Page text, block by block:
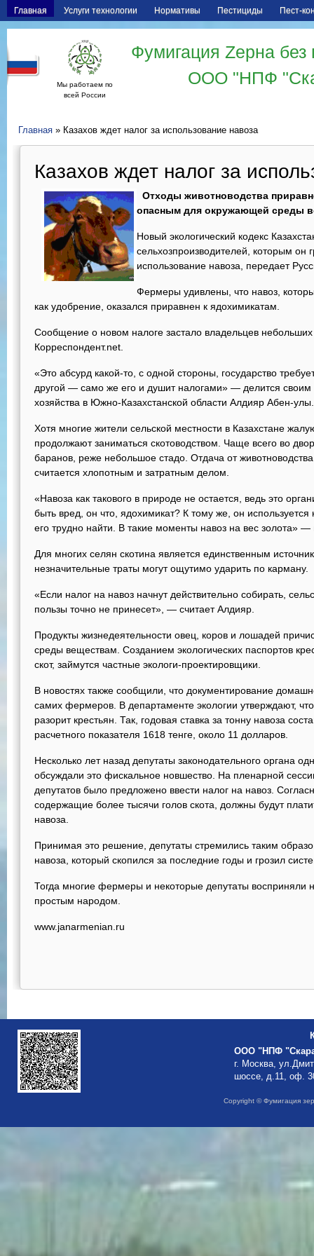
Главная Услуги технологии Нормативы Пестициды Пест-
Мы работаем по
всей России
Фумигация Zерна
ООО "НПФ
Главная » Казахов ждет налог за использование навоза
Казахов ждет налог за
Отходы животноводства
опасным для окружающей среды
Новый экологический кодекс
сельхозпроизводителей, которым он
использование навоза, передает
Фермеры удивлены, что навоз,
как удобрение, оказался приравнен к ядохимикатам.
Сообщение о новом налоге застало владельцев
Корреспондент.net.
«Это абсурд какой-то, с одной стороны, государство
другой — само же его и душит налогами» — делится
хозяйства в Южно-Казахстанской области Алдияр Абен-улы.
Хотя многие жители сельской местности в Казахстане
продолжают заниматься скотоводством. Чаще всего во
баранов, реже небольшое стадо. Отдача от
считается хлопотным и затратным делом.
«Навоза как такового в природе не остается, ведь это
быть вред, он что, ядохимикат? К тому же, он
его трудно найти. В такие моменты навоз на вес золота»
Для многих селян скотина является единственным
незначительные траты могут ощутимо ударить по карману.
«Если налог на навоз начнут действительно собирать,
пользы точно не принесет», — считает Алдияр.
Продукты жизнедеятельности овец, коров и лошадей
среды веществам. Созданием экологических паспортов
скот, займутся частные экологи-проектировщики.
В новостях также сообщили, что документирование
самих фермеров. В департаменте экологии утверждают,
разорит крестьян. Так, годовая ставка за тонну навоза
расчетного показателя 1618 тенге, около 11 долларов.
Несколько лет назад депутаты законодательного органа
обсуждали это фискальное новшество. На пленарной
депутатов было предложено ввести налог на навоз.
содержащие более тысячи голов скота, должны будут
навоза.
Принимая это решение, депутаты стремились таким
навоза, который скопился за последние годы и грозил
Тогда многие фермеры и некоторые депутаты восприняли
простым народом.
www.janarmenian.ru
ООО "НПФ
г. Москва,
шоссе, д.11, оф.
Copyright © Фумигация